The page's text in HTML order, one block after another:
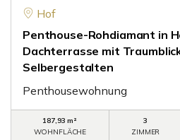
Hof
Penthouse-Rohdiamant in
Dachterrasse mit
Selbergestalten
Penthousewohnung
187,93 m²
WOHNFLÄCHE
3
ZIMMER